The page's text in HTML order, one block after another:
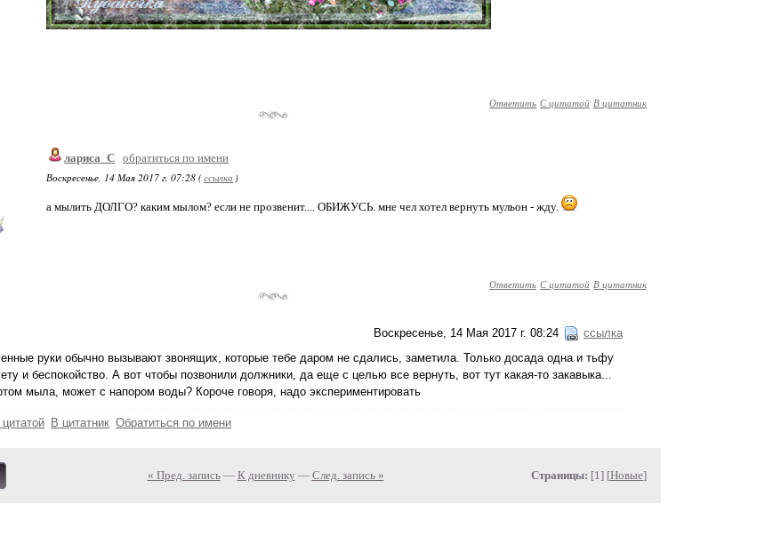
Ответить С цитатой В цитатник
лариса_С обратиться по имени
Воскресенье, 14 Мая 2017 г. 07:28 (ссылка )
а мылить ДОЛГО? каким мылом? если не прозвенит.... ОБИЖУСЬ. мне чел хотел вернуть мульон - жду.
Ответить С цитатой В цитатник
Воскресенье, 14 Мая 2017 г. 08:24 ссылка
руки обычно вызывают звонящих, которые тебе даром не сдались, заметила. Только досада одна и тьфу
и беспокойство. А вот чтобы позвонили должники, да еще с целью все вернуть, вот тут какая-то закавыка...
мыла, может с напором воды? Короче говоря, надо экспериментировать
В цитатник Обратиться по имени
« Пред. запись— К дневнику — След. запись » Страницы: [1] [Новые]